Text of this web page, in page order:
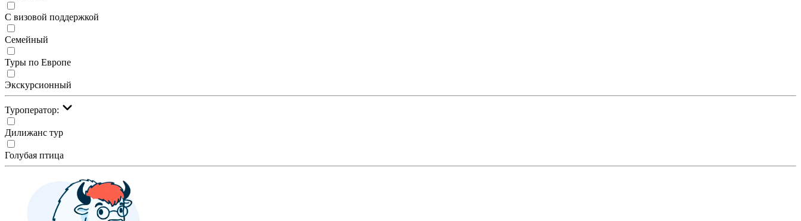
С визовой поддержкой
Семейный
Туры по Европе
Экскурсионный
Туроператор:
Дилижанс тур
Голубая птица